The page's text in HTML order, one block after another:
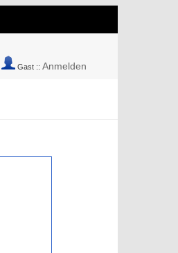
Gast :: Anmelden